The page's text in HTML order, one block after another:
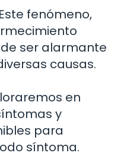
fenómeno,
ser alarmante
causas.
en
y
para
síntoma.